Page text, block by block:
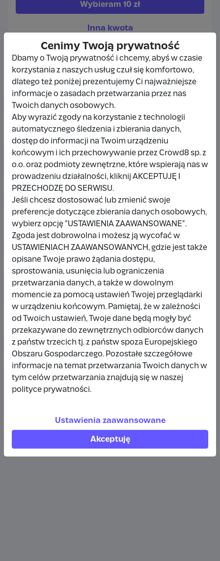
Wybieram 10 zł
Inna kwota
Udostępnij Zgłoś
Wpłacający/a
Wpłata anonimowa
10 zł miesiąc temu
Damianbloque Wordpress
1 zł 7 miesięcy temu
Wpłata anonimowa
10 zł rok temu
Wpłata anonimowa
10 zł rok temu
Wpłata anonimowa
Zobacz więcej
Cenimy Twoją prywatność
Dbamy o Twoją prywatność i chcemy, abyś w czasie
korzystania z naszych usług czuł się komfortowo,
dlatego też poniżej prezentujemy Ci najważniejsze
informacje o zasadach przetwarzania przez nas
Twoich danych osobowych.
Aby wyrazić zgody na korzystanie z technologii
automatycznego śledzenia i zbierania danych,
dostęp do informacji na Twoim urządzeniu
końcowym i ich przechowywanie przez Crowd8 sp. z
o.o. oraz podmioty zewnętrzne, które wspierają nas w
prowadzeniu działalności, kliknij AKCEPTUJĘ I
PRZECHODZĘ DO SERWISU.
Jeśli chcesz dostosować lub zmienić swoje
preferencje dotyczące zbierania danych osobowych,
wybierz opcję "USTAWIENIA ZAAWANSOWANE".
Zgoda jest dobrowolna i możesz ją wycofać w
USTAWIENIACH ZAAWANSOWANYCH, gdzie jest także
opisane Twoje prawo żądania dostępu,
sprostowania, usunięcia lub ograniczenia
przetwarzania danych, a także w dowolnym
momencie za pomocą ustawień Twojej przeglądarki
w urządzeniu końcowym. Pamiętaj, że w zależności
od Twoich ustawień, Twoje dane będą mogły być
przekazywane do zewnętrznych odbiorców danych
z państw trzecich tj. z państw spoza Europejskiego
Obszaru Gospodarczego. Pozostałe szczegółowe
informacje na temat przetwarzania Twoich danych w
tym celów przetwarzania znajdują się w naszej
polityce prywatności.
Ustawienia zaawansowane
Akceptuję